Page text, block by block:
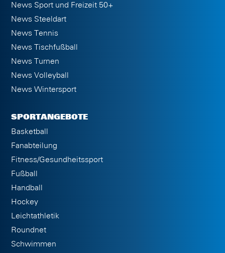
News Sport und Freizeit 50+
News Steeldart
News Tennis
News Tischfußball
News Turnen
News Volleyball
News Wintersport
SPORTANGEBOTE
Basketball
Fanabteilung
Fitness/Gesundheitssport
Fußball
Handball
Hockey
Leichtathletik
Roundnet
Schwimmen